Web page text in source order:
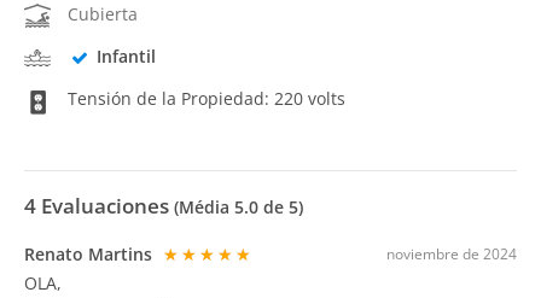
Cubierta
Infantil
Tensión de la Propiedad: 220 volts
4 Evaluaciones (Média 5.0 de 5)
noviembre de 2024
Renato Martins ★★★★★
OLA,